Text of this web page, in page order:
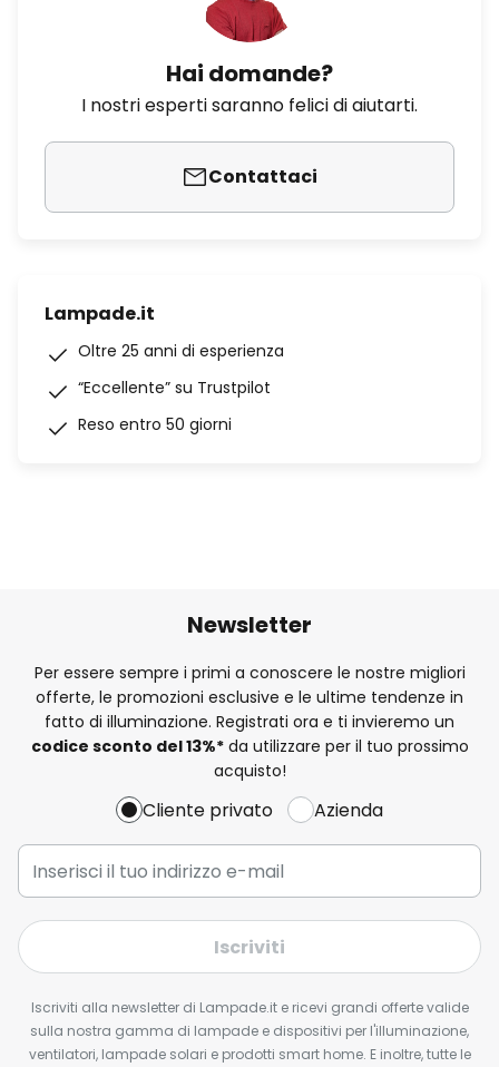
Hai domande?
I nostri esperti saranno felici di aiutarti.
Contattaci
Lampade.it
Oltre 25 anni di esperienza
“Eccellente” su Trustpilot
Reso entro 50 giorni
Newsletter
Per essere sempre i primi a conoscere le nostre migliori
offerte, le promozioni esclusive e le ultime tendenze in
fatto di illuminazione. Registrati ora e ti invieremo un
codice sconto del13%*da utilizzare per il tuo prossimo
acquisto!
Cliente privato Azienda
Iscriviti
Iscriviti alla newsletter di Lampade.it e ricevi grandi offerte valide
sulla nostra gamma di lampade e dispositivi per l'illuminazione,
ventilatori, lampade solari e prodotti smart home. E inoltre, tutte le